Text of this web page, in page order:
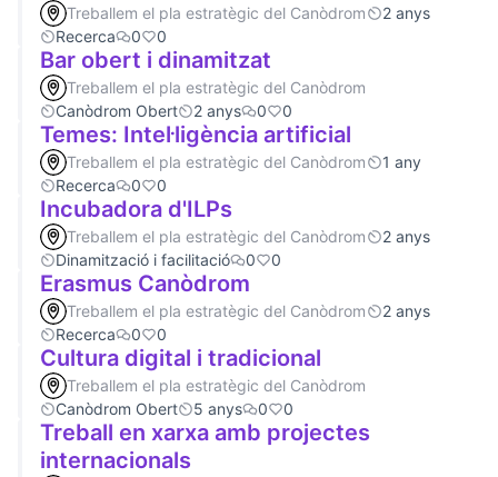
Treballem el pla estratègic del Canòdrom
2 anys
Recerca
0 0
Bar obert i dinamitzat
Treballem el pla estratègic del Canòdrom
Canòdrom Obert
2 anys 0 0
Temes: Intel·ligència artificial
Treballem el pla estratègic del Canòdrom
1 any
Recerca
0 0
Incubadora d'ILPs
Treballem el pla estratègic del Canòdrom
2 anys
Dinamització i facilitació
0 0
Erasmus Canòdrom
Treballem el pla estratègic del Canòdrom
2 anys
Recerca
0 0
Cultura digital i tradicional
Treballem el pla estratègic del Canòdrom
Canòdrom Obert
5 anys 0 0
Treball en xarxa amb projectes
internacionals